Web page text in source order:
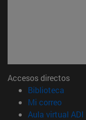
Accesos directos
Biblioteca
Mi correo(abre
Aula virtual ADI